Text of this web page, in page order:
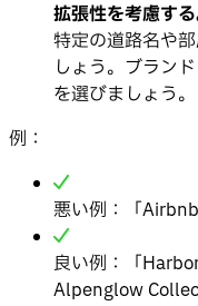
拡張性を考慮する
特定の道路名や
しょう。ブラン
を選びましょう。
例：
悪い例：「
良い例：「
Alpenglow